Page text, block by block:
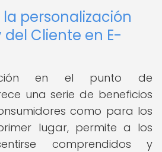
personalización
Cliente en E-
en el punto de
una serie de beneficios
como para los
lugar, permite a los
comprendidos y